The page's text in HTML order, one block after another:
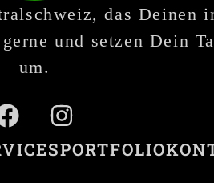
das
und setzen Dein
um.
PORTFOLIO